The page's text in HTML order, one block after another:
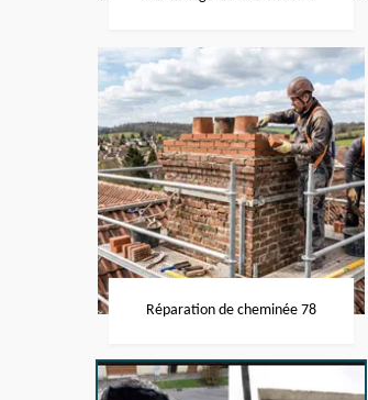
Réparation de cheminée 78